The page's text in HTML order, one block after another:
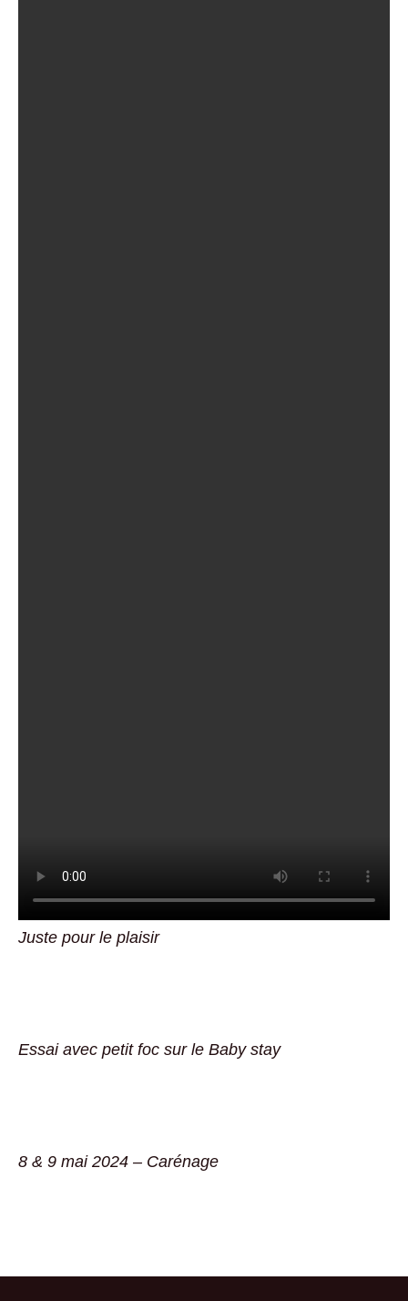
Juste pour le plaisir
Essai avec petit foc sur le Baby stay
8 & 9 mai 2024 – Carénage